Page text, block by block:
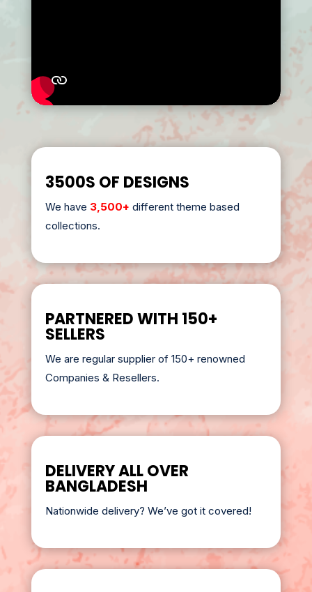
3500S OF DESIGNS
We have 3,500+ different theme based
collections.
PARTNERED WITH 150+
SELLERS
We are regular supplier of 150+ renowned
Companies & Resellers.
DELIVERY ALL OVER
BANGLADESH
Nationwide delivery? We’ve got it covered!